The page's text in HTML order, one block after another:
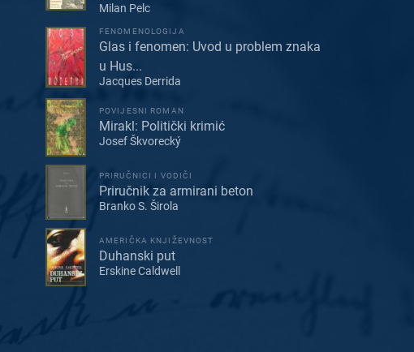
Milan Pelc
FENOMENOLOGIJA
Glas i fenomen: Uvod u problem znaka
u Hus...
Jacques Derrida
POVIJESNI ROMAN
Mirakl: Politički krimić
Josef Škvorecký
PRIRUČNICI I VODIČI
Priručnik za armirani beton
Branko S. Širola
AMERIČKA KNJIŽEVNOST
Duhanski put
Erskine Caldwell